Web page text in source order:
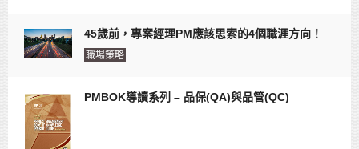
45歲前，專案經理PM應該思索的4個職涯方向！
職場策略
PMBOK導讀系列 – 品保(QA)與品管(QC)